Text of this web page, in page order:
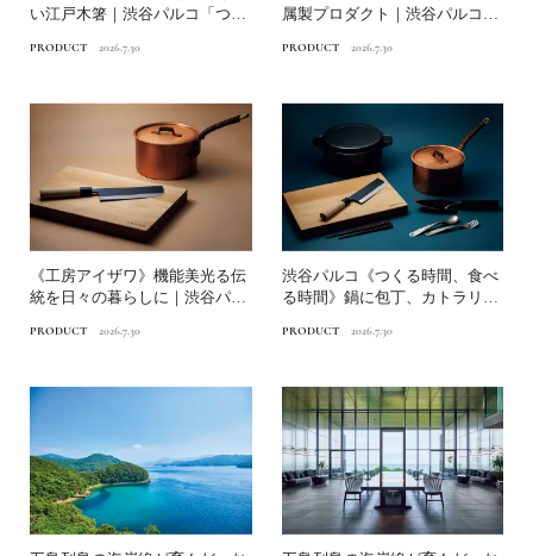
い江戸木箸｜渋谷パルコ「つく
PRODUCT 2026.7.30
属製プロダクト｜渋谷パルコ
PRODUCT 2026.7.30
《工房アイザワ》機能美光る伝
統を日々の暮らしに｜渋谷パル
PRODUCT 2026.7.30
渋谷パルコ《つくる時間、食べ
る時間》鍋に包丁、カトラリ
PRODUCT 2026.7.30